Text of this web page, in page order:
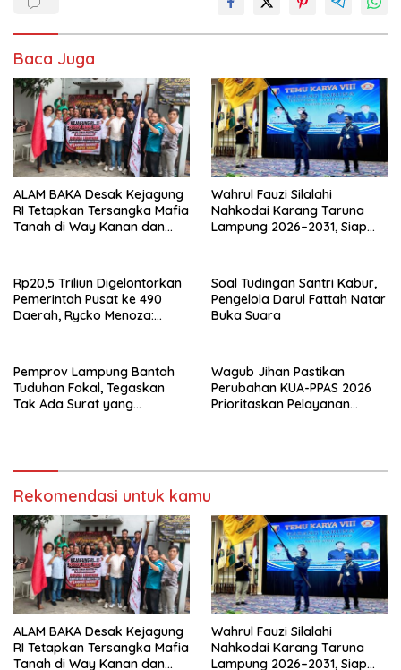
Baca Juga
ALAM BAKA Desak Kejagung
RI Tetapkan Tersangka Mafia
Tanah di Way Kanan dan
Wahrul Fauzi Silalahi
Nahkodai Karang Taruna
Lampung 2026–2031, Siap
Rp20,5 Triliun Digelontorkan
Pemerintah Pusat ke 490
Daerah, Rycko Menoza:
Lampung
Soal Tudingan Santri Kabur,
Pengelola Darul Fattah Natar
Buka Suara
Pemprov Lampung Bantah
Tuduhan Fokal, Tegaskan
Tak Ada Surat yang
Wagub Jihan Pastikan
Perubahan KUA-PPAS 2026
Prioritaskan Pelayanan
Rekomendasi untuk kamu
ALAM BAKA Desak Kejagung
RI Tetapkan Tersangka Mafia
Tanah di Way Kanan dan
Wahrul Fauzi Silalahi
Nahkodai Karang Taruna
Lampung 2026–2031, Siap